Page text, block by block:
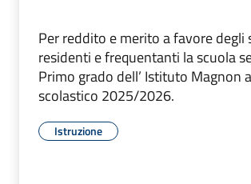
Per reddito e merito a favore degli
residenti e frequentanti la scuola
Primo grado dell’ Istituto Magnon
scolastico 2025/2026.
Istruzione